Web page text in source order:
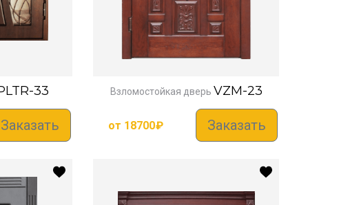
33
Заказать
Взломостойкая дверь VZM-23
от 18700₽ Заказать